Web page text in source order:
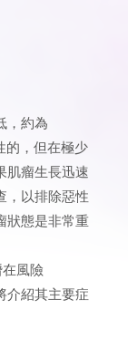
，約為
的，但在極少
肌瘤生長迅速
，以排除惡性
狀態是非常重
風險
介紹其主要症